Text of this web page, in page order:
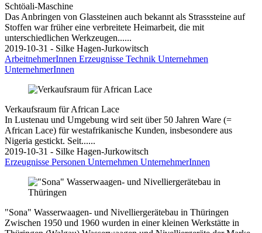
Schtöali-Maschine
Das Anbringen von Glassteinen auch bekannt als Strasssteine auf
Stoffen war früher eine verbreitete Heimarbeit, die mit
unterschiedlichen Werkzeugen......
2019-10-31 - Silke Hagen-Jurkowitsch
ArbeitnehmerInnen Erzeugnisse Technik Unternehmen
UnternehmerInnen
Verkaufsraum für African Lace
In Lustenau und Umgebung wird seit über 50 Jahren Ware (=
African Lace) für westafrikanische Kunden, insbesondere aus
Nigeria gestickt. Seit......
2019-10-31 - Silke Hagen-Jurkowitsch
Erzeugnisse Personen Unternehmen UnternehmerInnen
"Sona" Wasserwaagen- und Nivelliergerätebau in Thüringen
Zwischen 1950 und 1960 wurden in einer kleinen Werkstätte in